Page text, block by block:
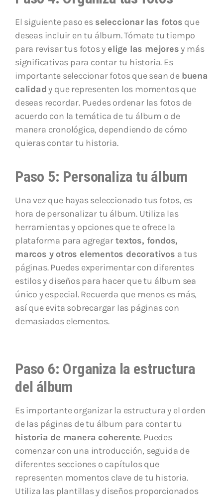
El siguiente paso es seleccionar las fotos que
deseas incluir en tu álbum. Tómate tu tiempo
para revisar tus fotos y elige las mejoresy más
significativas para contar tu historia. Es
importante seleccionar fotos que sean de buena
calidady que representen los momentos que
deseas recordar. Puedes ordenar las fotos de
acuerdo con la temática de tu álbum o de
manera cronológica, dependiendo de cómo
quieras contar tu historia.
Paso 5: Personaliza tu álbum
Una vez que hayas seleccionado tus fotos, es
hora de personalizar tu álbum. Utiliza las
herramientas y opciones que te ofrece la
plataforma para agregartextos, fondos,
marcos y otros elementos decorativos a tus
páginas. Puedes experimentar con diferentes
estilos y diseños para hacer que tu álbum sea
único y especial. Recuerda que menos es más,
así que evita sobrecargar las páginas con
demasiados elementos.
Paso 6: Organiza la estructura
del álbum
Es importante organizar la estructura y el orden
de las páginas de tu álbum para contar tu
historia de manera coherente. Puedes
comenzar con una introducción, seguida de
diferentes secciones o capítulos que
representen momentos clave de tu historia.
Utiliza las plantillas y diseños proporcionados